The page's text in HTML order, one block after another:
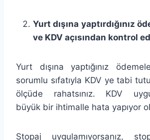
Yurt dışına yaptırdığınız
ve KDV açısından kontrol
Yurt dışına yaptığınız
sorumlu sıfatıyla KDV ye tabi
ölçüde rahatsınız. KDV
büyük bir ihtimalle hata yapıyor
Stopaj uygulamıyorsanız,